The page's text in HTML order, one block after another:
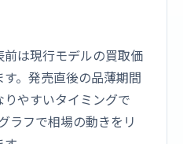
は現行モデルの買取価
。発売直後の品薄期間
やすいタイミングで
ラフで相場の動きをリ